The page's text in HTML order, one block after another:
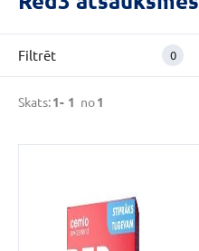
(1)
Ģimenes
veselībai
(1)
Uztura
(1)
CENA
Skats:1- 1 no1
Filtrēt 0